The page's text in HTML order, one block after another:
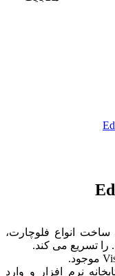
انواع فلوچارت،
را تسریع می کند.
نرم افزار و وارد